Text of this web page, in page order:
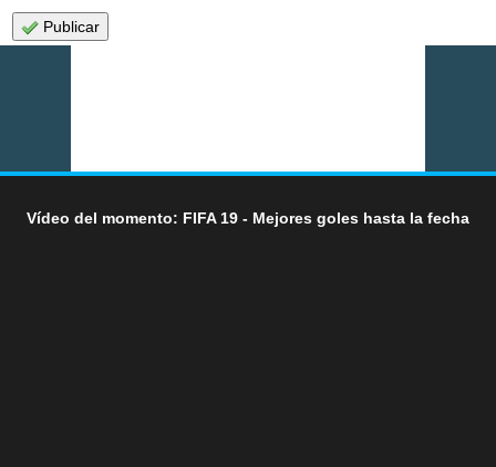
Publicar
Vídeo del momento: FIFA 19 - Mejores goles hasta la fecha